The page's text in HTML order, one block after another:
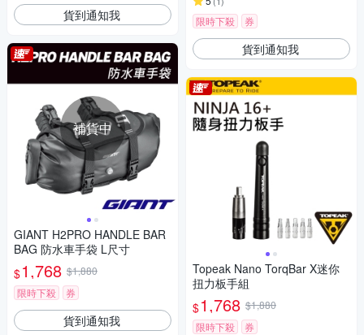
貨到通知我
補貨中
GIANT H2PRO HANDLE BAR
BAG 防水車手袋 L尺寸
$1,768 $1,880
限時下殺
券
貨到通知我
限時下殺 券
貨到通知我
Topeak Nano TorqBar X迷你
扭力板手組
$1,768 $1,880
限時下殺
券